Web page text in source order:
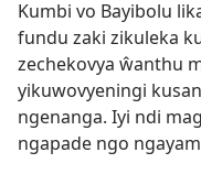
Kumbi vo Bayibolu
fundu zaki zikuleka
zechekovya ŵanthu
yikuwovyeningi
ngenanga. Iyi ndi
ngapade ngo